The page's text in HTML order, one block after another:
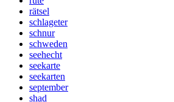
rätsel
schlageter
schnur
schweden
seehecht
seekarte
seekarten
september
shad